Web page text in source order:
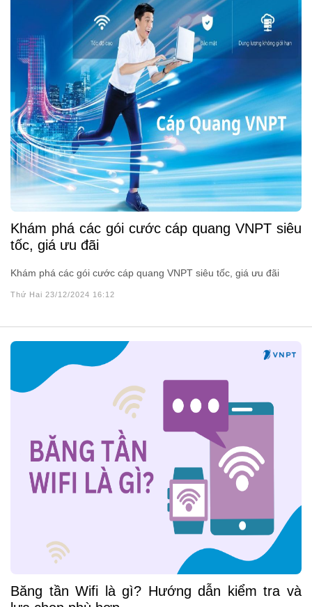
Khám phá các gói cước cáp quang VNPT siêu
tốc, giá ưu đãi
Khám phá các gói cước cáp quang VNPT siêu tốc, giá ưu đãi
Thứ Hai 23/12/2024 16:12
Băng tần Wifi là gì? Hướng dẫn kiểm tra và